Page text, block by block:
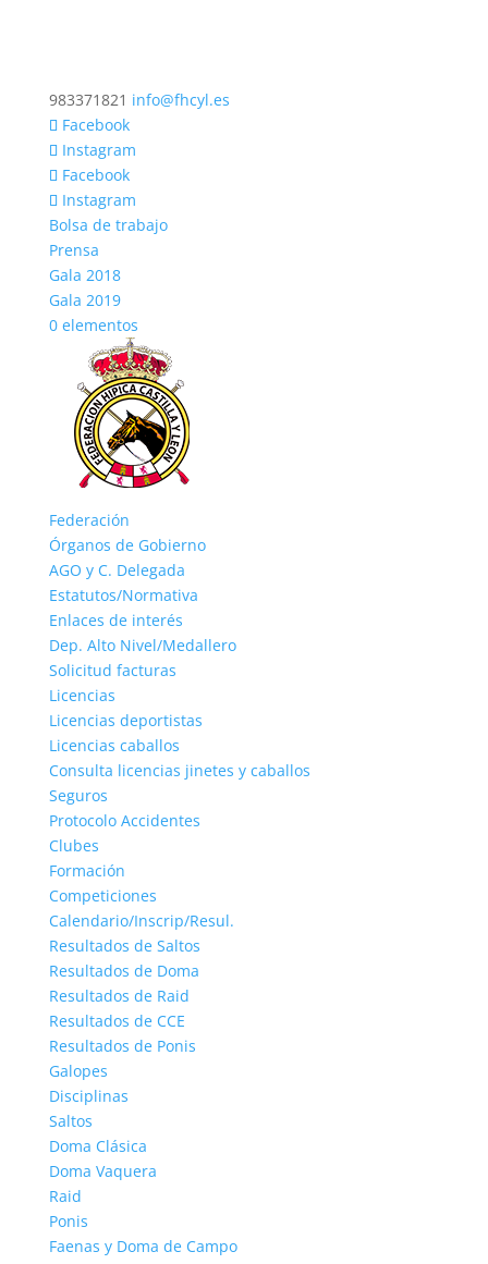
983371821 info@fhcyl.es
Facebook
Instagram
Facebook
Instagram
Bolsa de trabajo
Prensa
Gala 2018
Gala 2019
0 elementos
Federación
Órganos de Gobierno
AGO y C. Delegada
Estatutos/Normativa
Enlaces de interés
Dep. Alto Nivel/Medallero
Solicitud facturas
Licencias
Licencias deportistas
Licencias caballos
Consulta licencias jinetes y caballos
Seguros
Protocolo Accidentes
Clubes
Formación
Competiciones
Calendario/Inscrip/Resul.
Resultados de Saltos
Resultados de Doma
Resultados de Raid
Resultados de CCE
Resultados de Ponis
Galopes
Disciplinas
Saltos
Doma Clásica
Doma Vaquera
Raid
Ponis
Faenas y Doma de Campo